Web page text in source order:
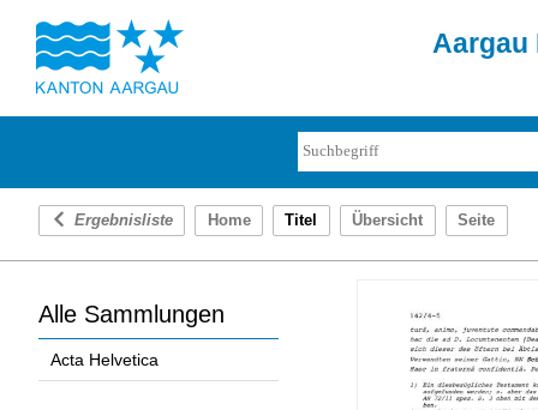
Aargau
Ergebnisliste Home Titel Übersicht Seite
Alle Sammlungen
Acta Helvetica